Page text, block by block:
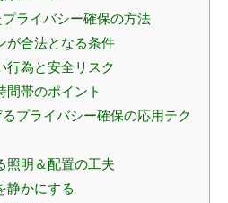
ライバシー確保の方法
が合法となる条件
行為と安全リスク
間帯のポイント
プライバシー確保の応用テク
照明＆配置の工夫
静かにする